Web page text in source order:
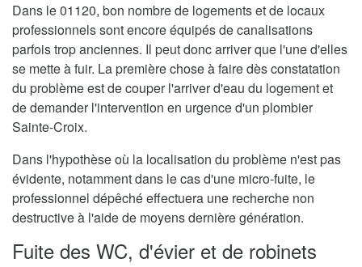
Dans le 01120, bon nombre de logements et de locaux
professionnels sont encore équipés de canalisations
parfois trop anciennes. Il peut donc arriver que l'une d'elles
se mette à fuir. La première chose à faire dès constatation
du problème est de couper l'arriver d'eau du logement et
de demander l'intervention en urgence d'un plombier
Sainte-Croix.
Dans l'hypothèse où la localisation du problème n'est pas
évidente, notamment dans le cas d'une micro-fuite, le
professionnel dépêché effectuera une recherche non
destructive à l'aide de moyens dernière génération.
Fuite des WC, d'évier et de robinets